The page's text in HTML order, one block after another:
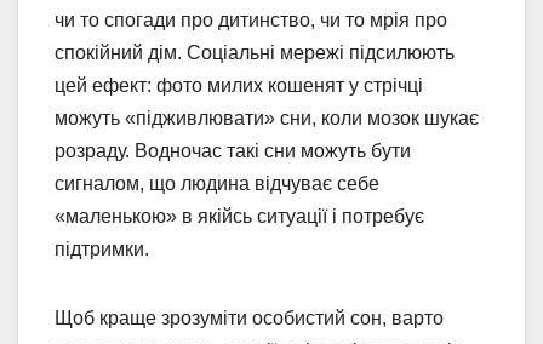
чи то спогади про дитинство, чи то мрія про
спокійний дім. Соціальні мережі підсилюють
цей ефект: фото милих кошенят у стрічці
можуть «підживлювати» сни, коли мозок шукає
розраду. Водночас такі сни можуть бути
сигналом, що людина відчуває себе
«маленькою» в якійсь ситуації і потребує
підтримки.
Щоб краще зрозуміти особистий сон, варто